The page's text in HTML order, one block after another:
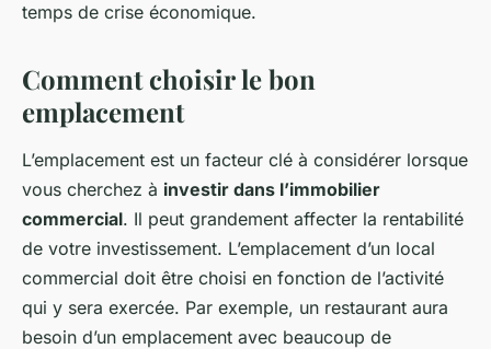
temps de crise économique.
Comment choisir le bon
emplacement
L’emplacement est un facteur clé à considérer lorsque
vous cherchez à investir dans l’immobilier
commercial. Il peut grandement affecter la rentabilité
de votre investissement. L’emplacement d’un local
commercial doit être choisi en fonction de l’activité
qui y sera exercée. Par exemple, un restaurant aura
besoin d’un emplacement avec beaucoup de